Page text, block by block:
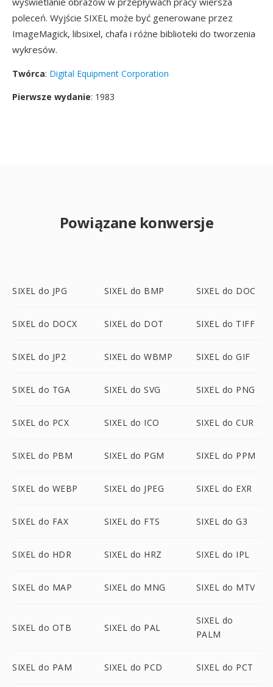
poleceń. Wyjście SIXEL może być generowane przez
ImageMagick, libsixel, chafa i różne biblioteki do tworzenia
wykresów.
Twórca: Digital Equipment Corporation
Pierwsze wydanie: 1983
Powiązane konwersje
SIXEL do JPG SIXEL do BMP SIXEL do DOC
SIXEL do DOCX SIXEL do DOT SIXEL do TIFF
SIXEL do JP2 SIXEL do WBMP SIXEL do GIF
SIXEL do TGA SIXEL do SVG SIXEL do PNG
SIXEL do PCX SIXEL do ICO SIXEL do CUR
SIXEL do PBM SIXEL do PGM SIXEL do PPM
SIXEL do WEBP SIXEL do JPEG SIXEL do EXR
SIXEL do FAX SIXEL do FTS SIXEL do G3
SIXEL do HDR SIXEL do HRZ SIXEL do IPL
SIXEL do MAP SIXEL do MNG SIXEL do MTV
SIXEL do OTB SIXEL do PAL
SIXEL do
PALM
SIXEL do PAM SIXEL do PCD SIXEL do PCT